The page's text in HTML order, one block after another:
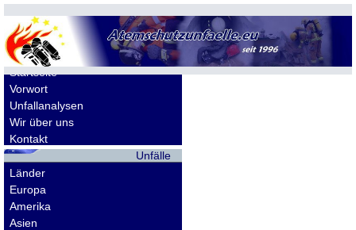
Allgemeines
Startseite
Vorwort
Unfallanalysen
Wir über uns
Kontakt
Unfälle
Länder
Europa
Amerika
Asien